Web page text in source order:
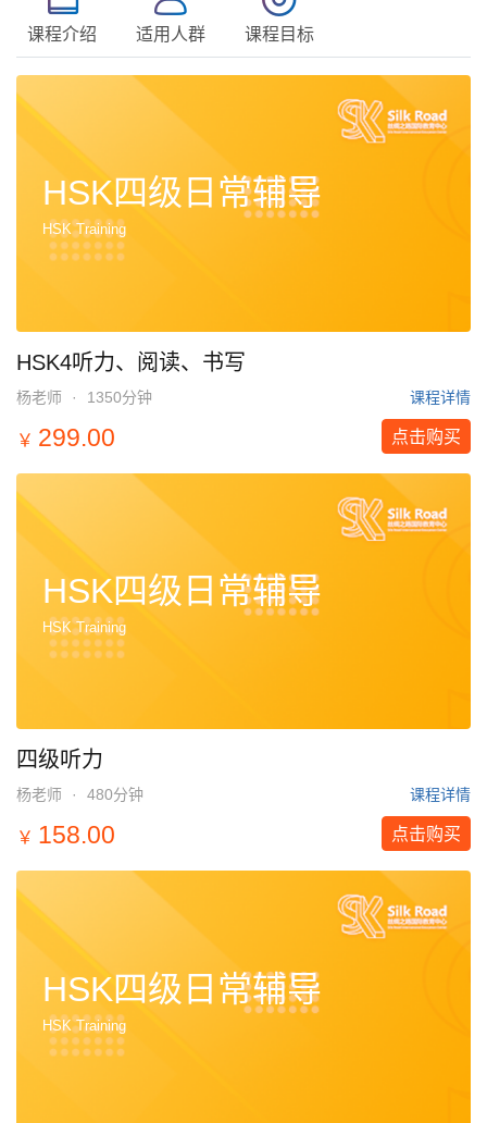
课程介绍 适用人群 课程目标
HSK四级日常辅导
HSK Training
HSK4听力、阅读、书写
杨老师 · 1350分钟 课程详情
￥ 299.00 点击购买
HSK四级日常辅导
HSK Training
四级听力
杨老师 · 480分钟 课程详情
￥ 158.00 点击购买
HSK四级日常辅导
HSK Training